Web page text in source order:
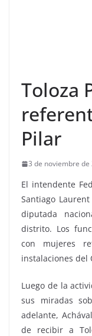
Toloza
Pilar
3 de noviembre de
El intendente
Santiago
diputada
distrito. Los
con mujeres
instalaciones del
Luego de la
sus miradas
adelante,
de recibir a